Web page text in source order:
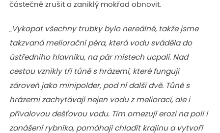
částečně zrušit a zaniklý mokřad obnovit.
„ Vykopat všechny trubky bylo nereálné, takže jsme
takzvaná meliorační péra, která vodu sváděla do
ústředního hlavníku, na pár místech ucpali. Nad
cestou vznikly tři tůně s hrázemi, které fungují
zároveň jako minipolder, pod ní další dvě. Tůně s
hrázemi zachytávají nejen vodu z meliorací, ale i
přívalovou dešťovou vodu. Tím omezují erozi na poli i
zanášení rybníka, pomáhají chladit krajinu a vytvoří